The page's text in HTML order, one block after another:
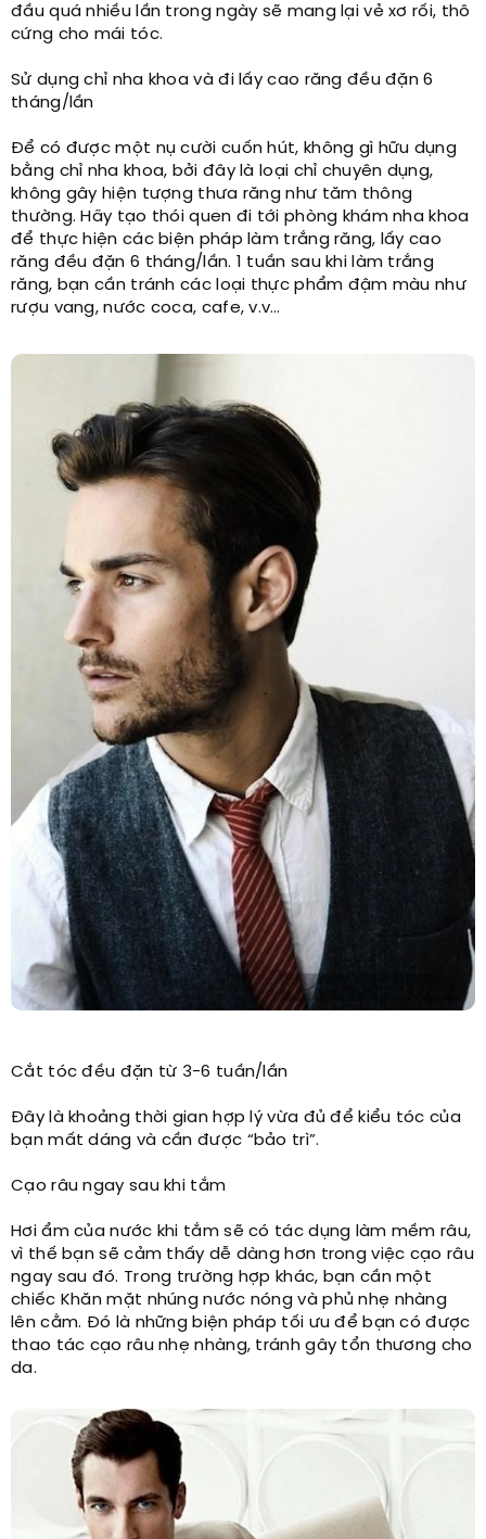
đầu quá nhiều lần trong ngày sẽ mang lại vẻ xơ rối, thô
cứng cho mái tóc.
Sử dụng chỉ nha khoa và đi lấy cao răng đều đặn 6
tháng/lần
Để có được một nụ cười cuốn hút, không gì hữu dụng
bằng chỉ nha khoa, bởi đây là loại chỉ chuyên dụng,
không gây hiện tượng thưa răng như tăm thông
thường. Hãy tạo thói quen đi tới phòng khám nha khoa
để thực hiện các biện pháp làm trắng răng, lấy cao
răng đều đặn 6 tháng/lần. 1 tuần sau khi làm trắng
răng, bạn cần tránh các loại thực phẩm đậm màu như
rượu vang, nước coca, cafe, v.v…
Cắt tóc đều đặn từ 3-6 tuần/lần
Đây là khoảng thời gian hợp lý vừa đủ để kiểu tóc của
bạn mất dáng và cần được “bảo trì”.
Cạo râu ngay sau khi tắm
Hơi ẩm của nước khi tắm sẽ có tác dụng làm mềm râu,
vì thế bạn sẽ cảm thấy dễ dàng hơn trong việc cạo râu
ngay sau đó. Trong trường hợp khác, bạn cần một
chiếc Khăn mặt nhúng nước nóng và phủ nhẹ nhàng
lên cằm. Đó là những biện pháp tối ưu để bạn có được
thao tác cạo râu nhẹ nhàng, tránh gây tổn thương cho
da.